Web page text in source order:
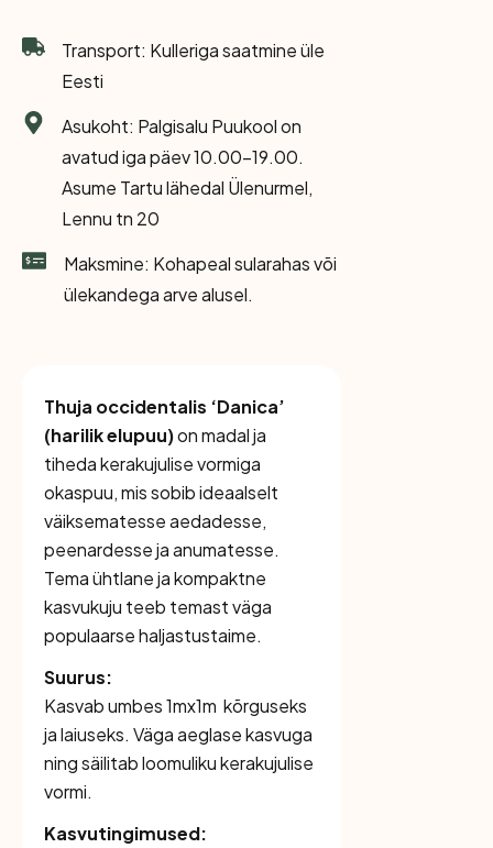
Transport: Kulleriga saatmine üle
Eesti
Asukoht: Palgisalu Puukool on
avatud iga päev 10.00-19.00.
Asume Tartu lähedal Ülenurmel,
Lennu tn 20
Maksmine: Kohapeal sularahas või
ülekandega arve alusel.
Thuja occidentalis ‘Danica’
(harilik elupuu)on madal ja
tiheda kerakujulise vormiga
okaspuu, mis sobib ideaalselt
väiksematesse aedadesse,
peenardesse ja anumatesse.
Tema ühtlane ja kompaktne
kasvukuju teeb temast väga
populaarse haljastustaime.
Suurus:
Kasvab umbes 1mx1m kõrguseks
ja laiuseks. Väga aeglase kasvuga
ning säilitab loomuliku kerakujulise
vormi.
Kasvutingimused: